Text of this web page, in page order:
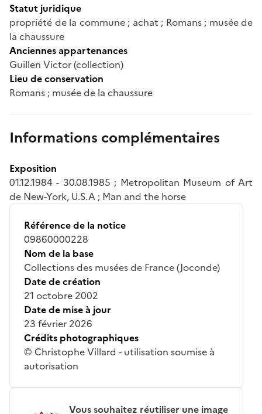
Statut juridique
propriété de la commune ; achat ; Romans ; musée de
la chaussure
Anciennes appartenances
Guillen Victor (collection)
Lieu de conservation
Romans ; musée de la chaussure
Informations complémentaires
Exposition
01.12.1984 - 30.08.1985 ; Metropolitan Museum of Art
de New-York, U.S.A ; Man and the horse
Référence de la notice
09860000228
Nom de la base
Collections des musées de France (Joconde)
Date de création
21 octobre 2002
Date de mise à jour
23 février 2026
Crédits photographiques
© Christophe Villard - utilisation soumise à
autorisation
Vous souhaitez réutiliser une image